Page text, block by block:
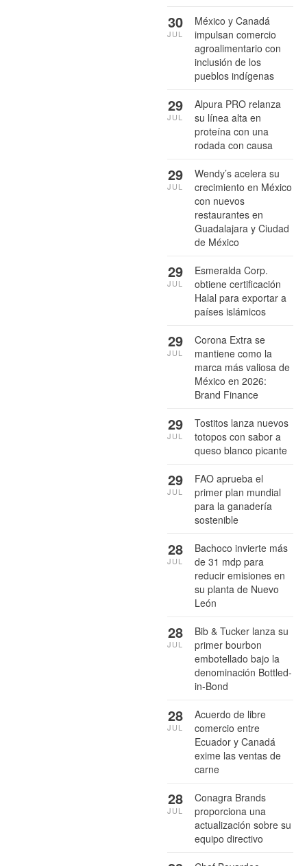
México y Canadá
impulsan comercio
agroalimentario con
inclusión de los
pueblos indígenas
30
JUL
Alpura PRO relanza
su línea alta en
proteína con una
rodada con causa
29
JUL
Wendy’s acelera su
crecimiento en México
con nuevos
restaurantes en
Guadalajara y Ciudad
de México
29
JUL
Esmeralda Corp.
obtiene certificación
Halal para exportar a
países islámicos
29
JUL
Corona Extra se
mantiene como la
marca más valiosa de
México en 2026:
Brand Finance
29
JUL
Tostitos lanza nuevos
totopos con sabor a
queso blanco picante
29
JUL
FAO aprueba el
primer plan mundial
para la ganadería
sostenible
29
JUL
Bachoco invierte más
de 31 mdp para
reducir emisiones en
su planta de Nuevo
León
28
JUL
Bib & Tucker lanza su
primer bourbon
embotellado bajo la
denominación Bottled-
in-Bond
28
JUL
Acuerdo de libre
comercio entre
Ecuador y Canadá
exime las ventas de
carne
28
JUL
Conagra Brands
proporciona una
actualización sobre su
equipo directivo
28
JUL